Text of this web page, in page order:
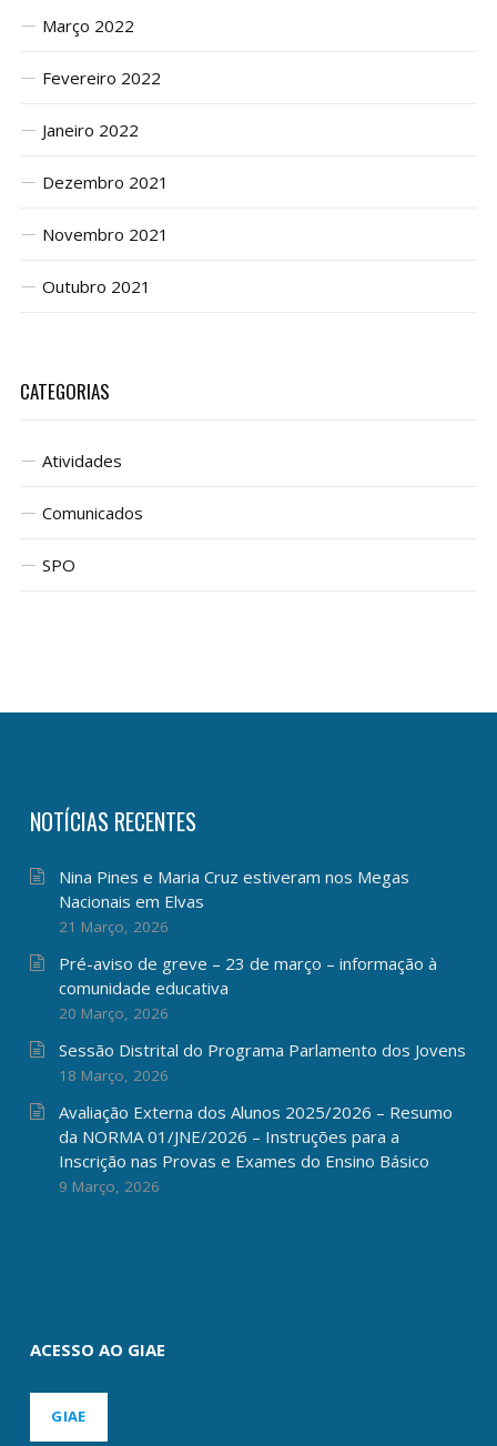
Março 2022
Fevereiro 2022
Janeiro 2022
Dezembro 2021
Novembro 2021
Outubro 2021
CATEGORIAS
Atividades
Comunicados
SPO
NOTÍCIAS RECENTES
Nina Pines e Maria Cruz estiveram nos Megas
Nacionais em Elvas
21 Março, 2026
Pré-aviso de greve – 23 de março – informação à
comunidade educativa
20 Março, 2026
Sessão Distrital do Programa Parlamento dos Jovens
18 Março, 2026
Avaliação Externa dos Alunos 2025/2026 – Resumo
da NORMA 01/JNE/2026 – Instruções para a
Inscrição nas Provas e Exames do Ensino Básico
9 Março, 2026
ACESSO AO GIAE
GIAE